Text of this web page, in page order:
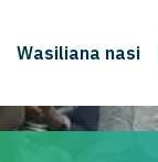
Wasiliana nasi